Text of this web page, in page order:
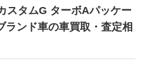
スタムG ターボAパッケー
ランド車の車買取・査定相